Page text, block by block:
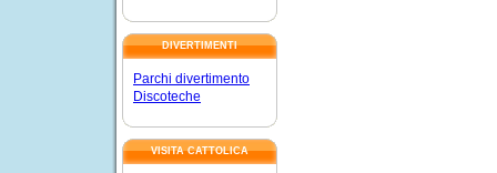
DIVERTIMENTI
Parchi divertimento
Discoteche
VISITA CATTOLICA